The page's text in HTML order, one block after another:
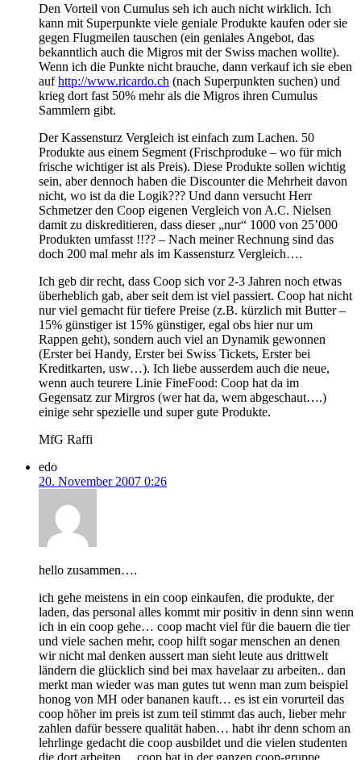
Den Vorteil von Cumulus seh ich auch nicht wirklich. Ich
kann mit Superpunkte viele geniale Produkte kaufen oder sie
gegen Flugmeilen tauschen (ein geniales Angebot, das
bekanntlich auch die Migros mit der Swiss machen wollte).
Wenn ich die Punkte nicht brauche, dann verkauf ich sie eben
aufhttp://www.ricardo.ch (nach Superpunkten suchen) und
krieg dort fast 50% mehr als die Migros ihren Cumulus
Sammlern gibt.
Der Kassensturz Vergleich ist einfach zum Lachen. 50
Produkte aus einem Segment (Frischproduke – wo für mich
frische wichtiger ist als Preis). Diese Produkte sollen wichtig
sein, aber dennoch haben die Discounter die Mehrheit davon
nicht, wo ist da die Logik??? Und dann versucht Herr
Schmetzer den Coop eigenen Vergleich von A.C. Nielsen
damit zu diskreditieren, dass dieser „nur“ 1000 von 25’000
Produkten umfasst !!?? – Nach meiner Rechnung sind das
doch 200 mal mehr als im Kassensturz Vergleich….
Ich geb dir recht, dass Coop sich vor 2-3 Jahren noch etwas
überheblich gab, aber seit dem ist viel passiert. Coop hat nicht
nur viel gemacht für tiefere Preise (z.B. kürzlich mit Butter –
15% günstiger ist 15% günstiger, egal obs hier nur um
Rappen geht), sondern auch viel an Dynamik gewonnen
(Erster bei Handy, Erster bei Swiss Tickets, Erster bei
Kreditkarten, usw…). Ich liebe ausserdem auch die neue,
wenn auch teurere Linie FineFood: Coop hat da im
Gegensatz zur Mirgros (wer hat da, wem abgeschaut….)
einige sehr spezielle und super gute Produkte.
MfG Raffi
edo
20. November 2007 0:26
hello zusammen….
ich gehe meistens in ein coop einkaufen, die produkte, der
laden, das personal alles kommt mir positiv in denn sinn wenn
ich in ein coop gehe… coop macht viel für die bauern die tier
und viele sachen mehr, coop hilft sogar menschen an denen
wir nicht mal denken aussert man sieht leute aus drittwelt
ländern die glücklich sind bei max havelaar zu arbeiten.. dan
merkt man wieder was man gutes tut wenn man zum beispiel
honog von MH oder bananen kauft… es ist ein vorurteil das
coop höher im preis ist zum teil stimmt das auch, lieber mehr
zahlen dafür bessere qualität haben… habt ihr denn schom an
lehrlinge gedacht die coop ausbildet und die vielen studenten
die dort arbeiten… coop hat in der ganzen coop-gruppe